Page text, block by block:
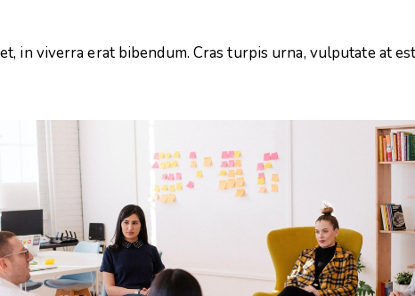
in viverra erat bibendum. Cras turpis urna, vulputate at